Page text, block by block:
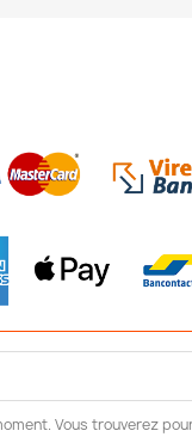
Vous trouverez